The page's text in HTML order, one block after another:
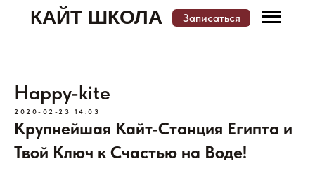
КАТАЛОГ КАЙТ ШКОЛ И МЕСТ ОБУЧЕНИЯ
КАЙТ ШКОЛА Записаться
Happy-kite
2020-02-23 14:03
Крупнейшая Кайт-Станция Египта и
Твой Ключ к Счастью на Воде!